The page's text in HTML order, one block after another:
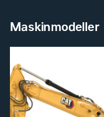
Maskinmodeller